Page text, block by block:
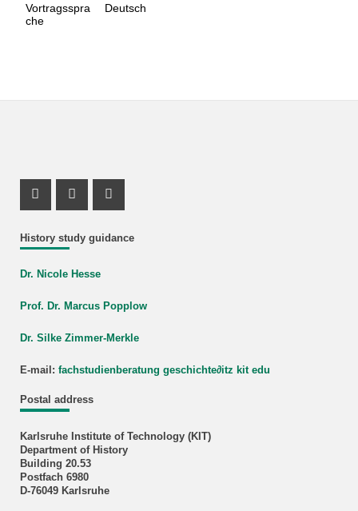
Vortragsspra
che
Deutsch
History study guidance
Dr. Nicole Hesse
Prof. Dr. Marcus Popplow
Dr. Silke Zimmer-Merkle
E-mail: fachstudienberatung geschichte∂itz kit edu
Postal address
Karlsruhe Institute of Technology (KIT)
Department of History
Building 20.53
Postfach 6980
D-76049 Karlsruhe
Instagram Profile
Mastodon Profile
Youtube Profile